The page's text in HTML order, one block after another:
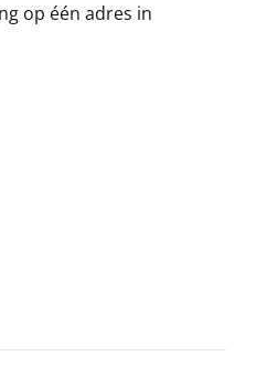
op één adres in